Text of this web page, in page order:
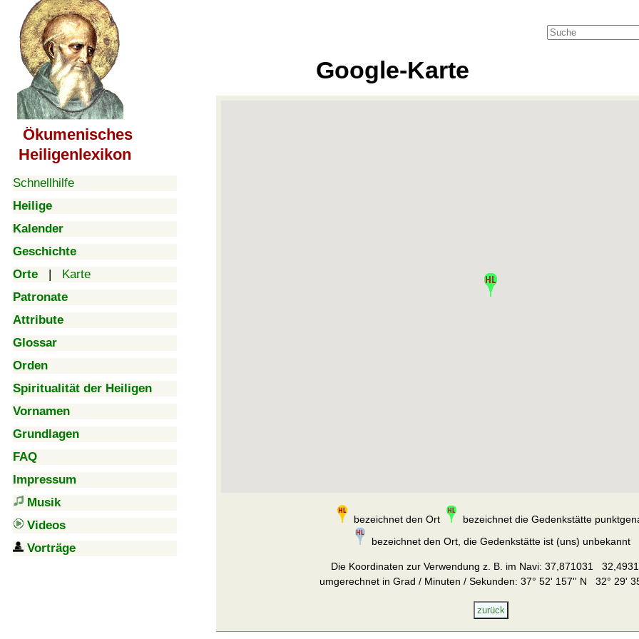
Ökumenisches
Heiligenlexikon
Schnellhilfe
Heilige
Kalender
Geschichte
Orte | Karte
Patronate
Attribute
Glossar
Orden
Spiritualität der Heiligen
Vornamen
Grundlagen
FAQ
Impressum
Musik
Videos
Vorträge
Google-Karte
bezeichnet den Ort
bezeichnet die Gedenkstätte
bezeichnet den Ort, die Gedenkstätte ist (uns) unbekannt
Die Koordinaten zur Verwendung z. B. im Navi: 37,871031
umgerechnet in Grad / Minuten / Sekunden: 37° 52' 157'' N 32° 29'